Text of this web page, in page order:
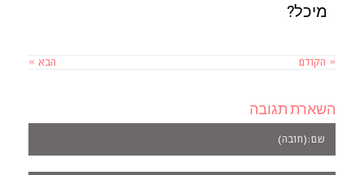
מיכל?
« הקודם הבא »
השארת תגובה